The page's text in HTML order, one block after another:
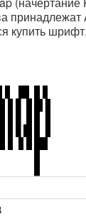
купить